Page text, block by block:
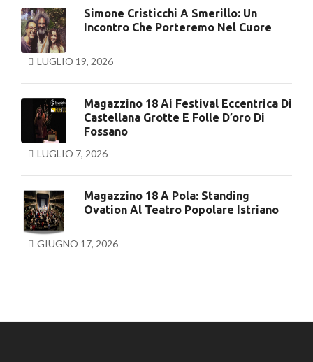
Simone Cristicchi A Smerillo: Un
Incontro Che Porteremo Nel Cuore
LUGLIO 19, 2026
Magazzino 18 Ai Festival Eccentrica Di
Castellana Grotte E Folle D’oro Di
Fossano
LUGLIO 7, 2026
Magazzino 18 A Pola: Standing
Ovation Al Teatro Popolare Istriano
GIUGNO 17, 2026